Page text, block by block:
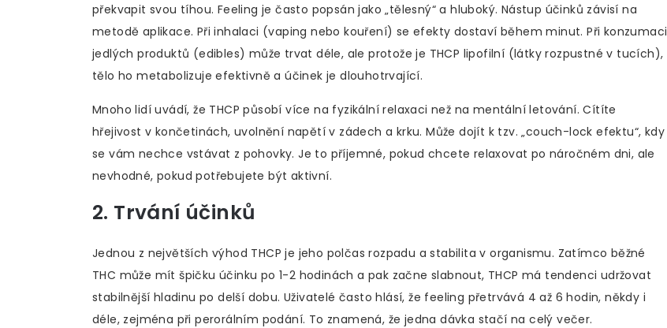
překvapit svou tíhou. Feeling je často popsán jako „tělesný“ a hluboký. Nástup účinků závisí na
metodě aplikace. Při inhalaci (vaping nebo kouření) se efekty dostaví během minut. Při konzumaci
jedlých produktů (edibles) může trvat déle, ale protože je THCP lipofilní (látky rozpustné v tucích),
tělo ho metabolizuje efektivně a účinek je dlouhotrvající.
Mnoho lidí uvádí, že THCP působí více na fyzikální relaxaci než na mentální letování. Cítíte
hřejivost v končetinách, uvolnění napětí v zádech a krku. Může dojít k tzv. „couch-lock efektu“, kdy
se vám nechce vstávat z pohovky. Je to příjemné, pokud chcete relaxovat po náročném dni, ale
nevhodné, pokud potřebujete být aktivní.
2. Trvání účinků
Jednou z největších výhod THCP je jeho polčas rozpadu a stabilita v organismu. Zatímco běžné
THC může mít špičku účinku po 1-2 hodinách a pak začne slabnout, THCP má tendenci udržovat
stabilnější hladinu po delší dobu. Uživatelé často hlásí, že feeling přetrvává 4 až 6 hodin, někdy i
déle, zejména při perorálním podání. To znamená, že jedna dávka stačí na celý večer.